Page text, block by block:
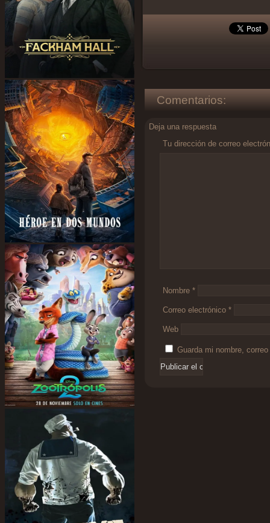
Comentarios:
Deja una respuesta
Tu dirección de correo
Nombre *
Correo electrónico *
Web
Guarda mi nombre,